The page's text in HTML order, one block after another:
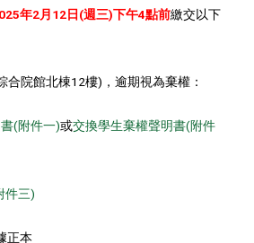
年2月 12日 (週三)下午4點前繳交以下
院館北棟12樓)，逾期視為棄權：
(附件一)或交換學生棄權聲明書(附件
件三)
正本